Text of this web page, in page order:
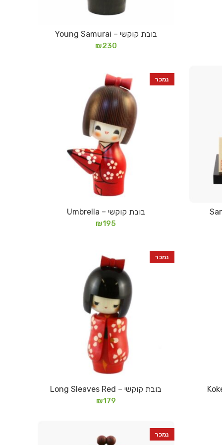
מידע נוסףבובת קוקשי – Young Samurai
₪230
נמכר
מידע נוסף
בובת קוקשי – Umbrella
₪195
נמכר
מידע נוסףבובת קוקשי – Long Sleaves Red
₪179
נמכר